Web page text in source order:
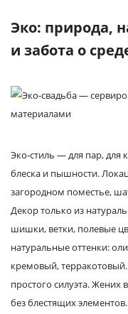
Эко: природа,
и забота о
Эко-стиль — для пар, для
блеска и пышности.
загородном поместье,
Декор только из
шишки, ветки, полевые
натуральные оттенки:
кремовый,
простого силуэта.
без блестящих